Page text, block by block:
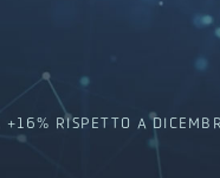
RISPETTO A